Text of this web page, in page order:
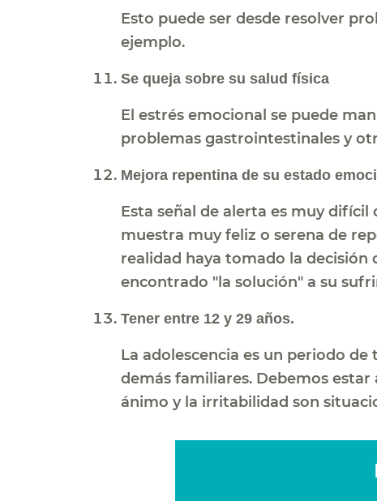
Esto puede ser desde resolver
ejemplo.
Se queja sobre su salud física
El estrés emocional se puede
problemas gastrointestinales y
Mejora repentina de su estado
Esta señal de alerta es muy difícil
muestra muy feliz o serena de
realidad haya tomado la decisión
encontrado "la solución" a su
Tener entre 12 y 29 años.
La adolescencia es un periodo
demás familiares. Debemos
ánimo y la irritabilidad son